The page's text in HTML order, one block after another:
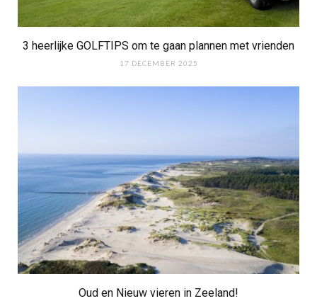
3 heerlijke GOLFTIPS om te gaan plannen met vrienden
17 DECEMBER 2025
Oud en Nieuw vieren in Zeeland!